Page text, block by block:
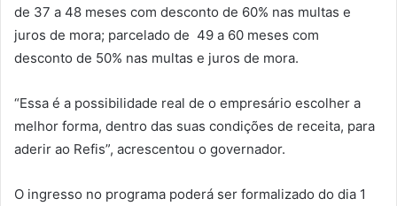
de 37 a 48 meses com desconto de 60% nas multas e
juros de mora; parcelado de 49 a 60 meses com
desconto de 50% nas multas e juros de mora.
“Essa é a possibilidade real de o empresário escolher a
melhor forma, dentro das suas condições de receita, para
aderir ao Refis”, acrescentou o governador.
O ingresso no programa poderá ser formalizado do dia 1